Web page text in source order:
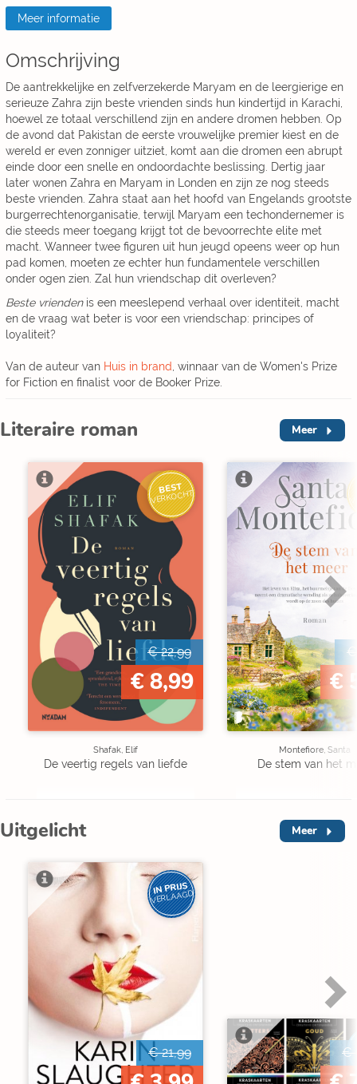
Meer informatie
Omschrijving
De aantrekkelijke en zelfverzekerde Maryam en de leergierige en
serieuze Zahra zijn beste vrienden sinds hun kindertijd in Karachi,
hoewel ze totaal verschillend zijn en andere dromen hebben. Op
de avond dat Pakistan de eerste vrouwelijke premier kiest en de
wereld er even zonniger uitziet, komt aan die dromen een abrupt
einde door een snelle en ondoordachte beslissing. Dertig jaar
later wonen Zahra en Maryam in Londen en zijn ze nog steeds
beste vrienden. Zahra staat aan het hoofd van Engelands grootste
burgerrechtenorganisatie, terwijl Maryam een techondernemer is
die steeds meer toegang krijgt tot de bevoorrechte elite met
macht. Wanneer twee figuren uit hun jeugd opeens weer op hun
pad komen, moeten ze echter hun fundamentele verschillen
onder ogen zien. Zal hun vriendschap dit overleven?
Beste vriendenis een meeslepend verhaal over identiteit, macht
en de vraag wat beter is voor een vriendschap: principes of
loyaliteit?
Van de auteur van Huis in brand, winnaar van de Women's Prize
for Fiction en finalist voor de Booker Prize.
Literaire roman Meer
BEST
VERKOCHT
€ 22,99
€ 8,99
Shafak, Elif
De veertig regels van liefde
€
€
Montefiore, Santa
De stem van het
Uitgelicht Meer
IN PRIJS
VERLAAGD
€ 21,99 €